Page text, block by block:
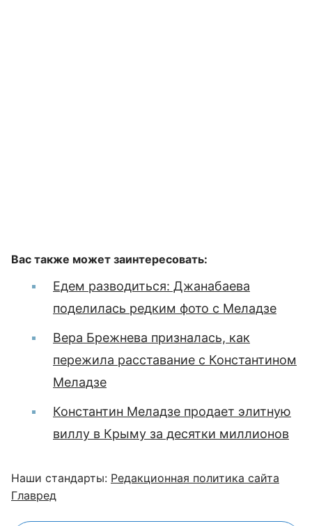
Вас также может заинтересовать:
Едем разводиться: Джанабаева
поделилась редким фото с Меладзе
Вера Брежнева призналась, как
пережила расставание с Константином
Меладзе
Константин Меладзе продает элитную
виллу в Крыму за десятки миллионов
Наши стандарты: Редакционная политика сайта
Главред